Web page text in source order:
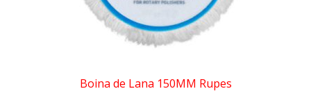
Boina de Lana 150MM Rupes